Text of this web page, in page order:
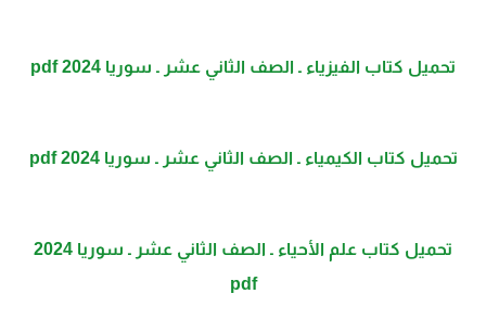
تحميل كتاب الفيزياء ـ الصف الثاني عشر ـ سوريا 2024 pdf
تحميل كتاب الكيمياء ـ الصف الثاني عشر ـ سوريا 2024 pdf
تحميل كتاب علم الأحياء ـ الصف الثاني عشر ـ سوريا 2024
pdf